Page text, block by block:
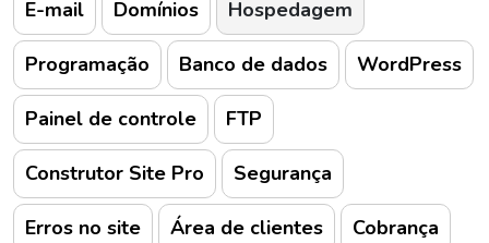
E-mail Domínios Hospedagem
Programação Banco de dados WordPress
Painel de controle FTP
Construtor Site Pro Segurança
Erros no site Área de clientes Cobrança